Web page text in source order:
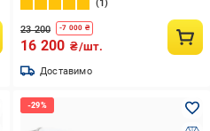
1
23 200 -7 000 ₴
16 200 ₴/шт.
Доставимо